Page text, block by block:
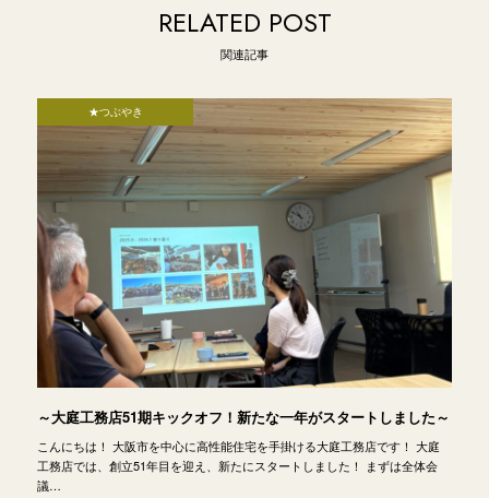
RELATED POST
関連記事
★つぶやき
～大庭工務店51期キックオフ！新たな一年がスタートしました～
こんにちは！ 大阪市を中心に高性能住宅を手掛ける大庭工務店です！ 大庭
工務店では、創立51年目を迎え、新たにスタートしました！ まずは全体会
議…